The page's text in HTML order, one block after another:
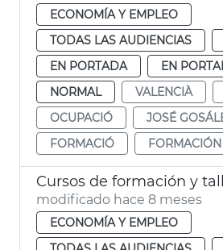
ECONOMÍA Y EMPLEO
TODAS LAS AUDIENCIAS
EN PORTADA
EN
NORMAL
VALENCIÀ
OCUPACIÓ
JOSÉ
FORMACIÓ
FORMACIÓN
modificado hace 8 meses
ECONOMÍA Y EMPLEO